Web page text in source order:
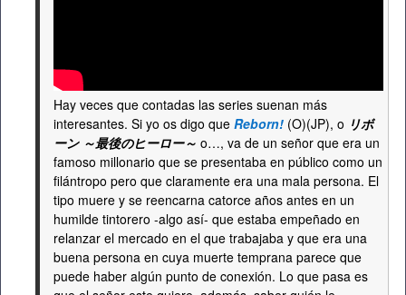
Hay veces que contadas las series suenan más
interesantes. Si yo os digo que Reborn! (O)(JP), o リボ
ーン ～最後のヒーロー～ o…, va de un señor que era un
famoso millonario que se presentaba en público como un
filántropo pero que claramente era una mala persona. El
tipo muere y se reencarna catorce años antes en un
humilde tintorero -algo así- que estaba empeñado en
relanzar el mercado en el que trabajaba y que era una
buena persona en cuya muerte temprana parece que
puede haber algún punto de conexión. Lo que pasa es